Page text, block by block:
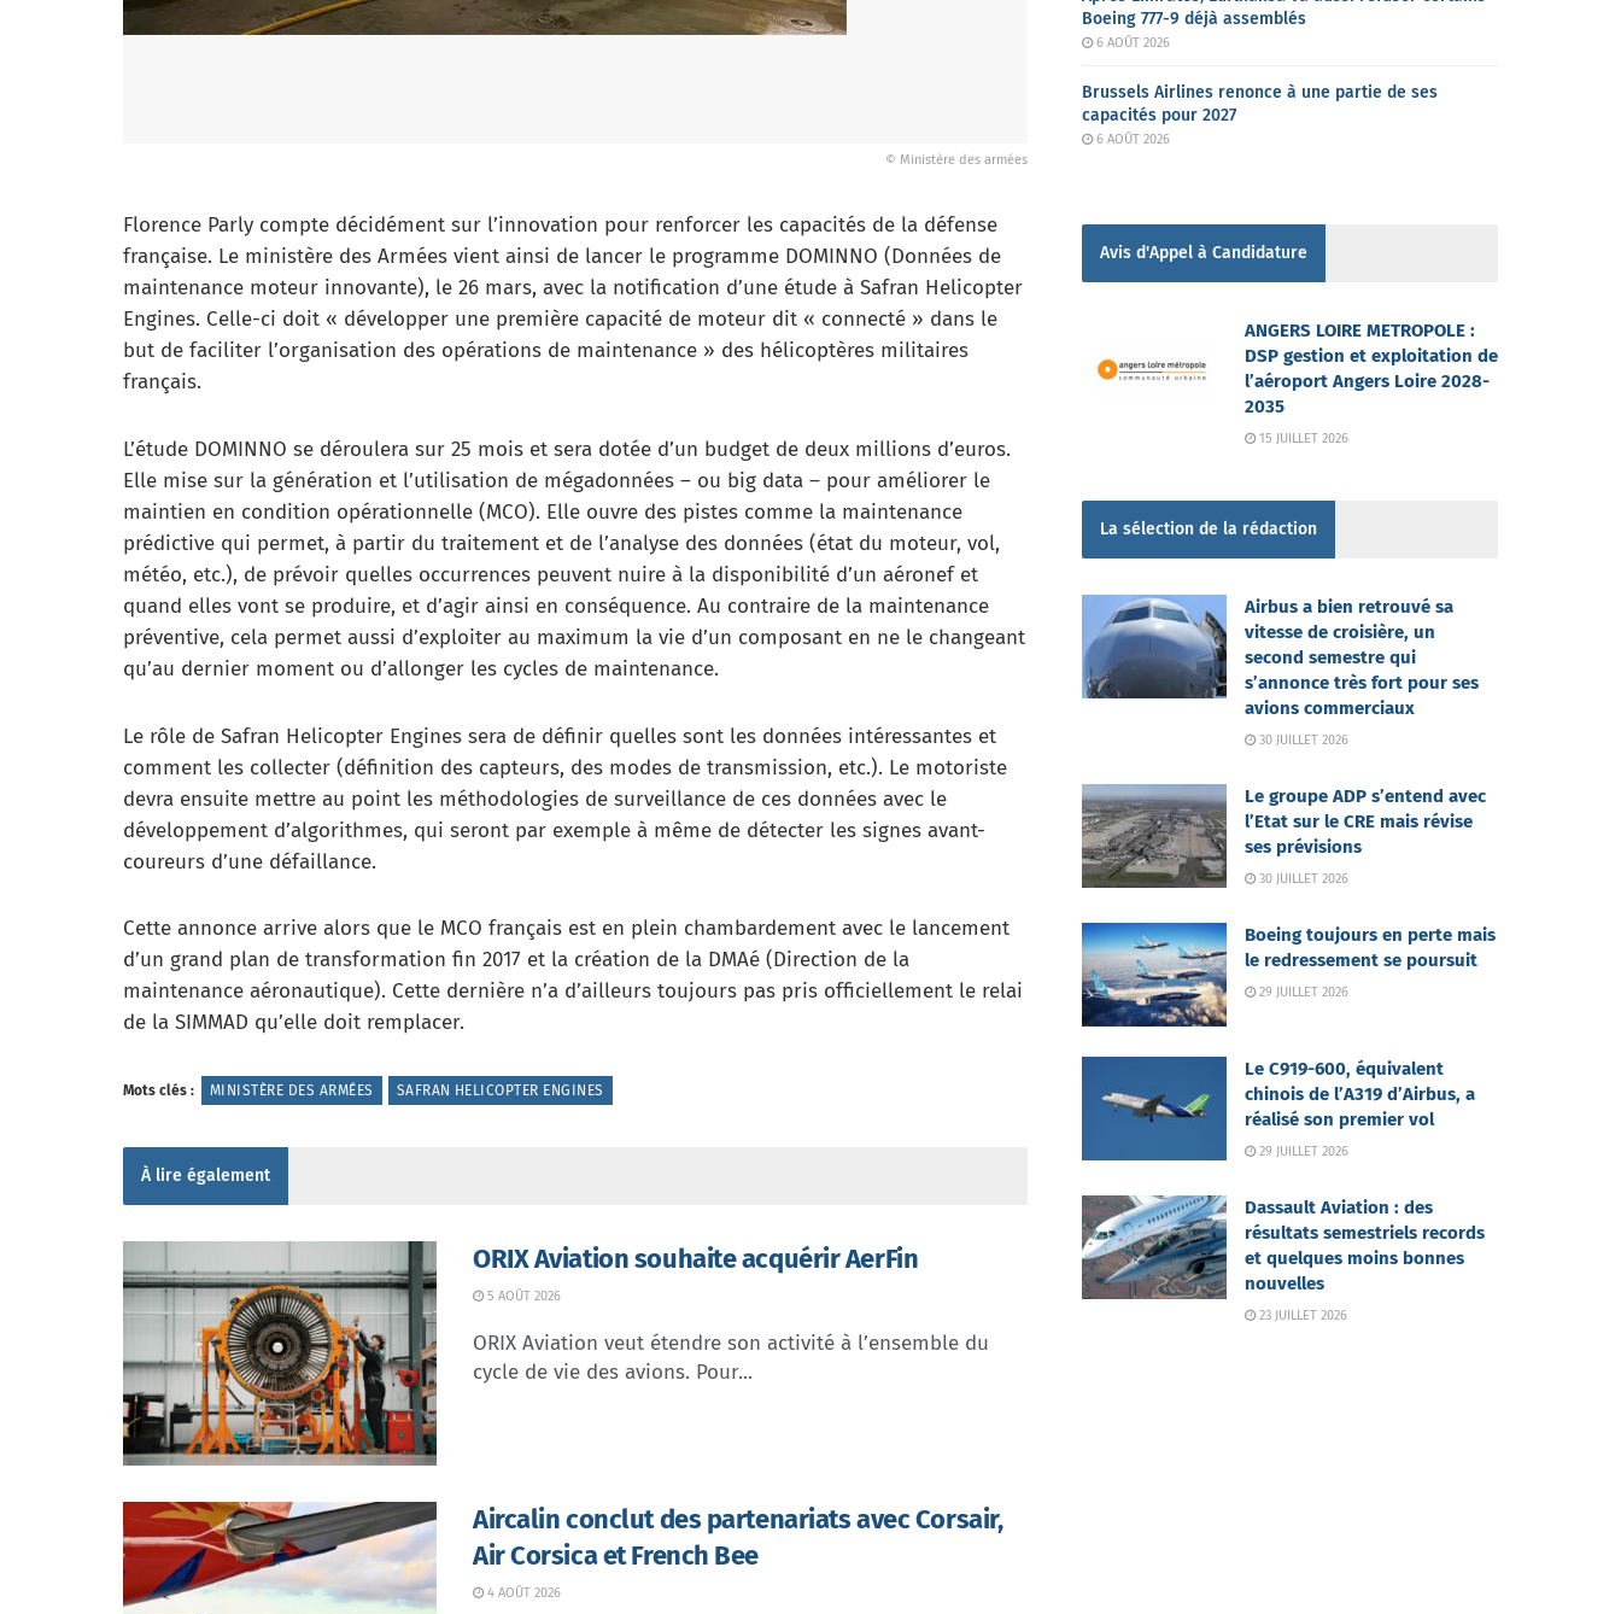
© Ministère des armées
Florence Parly compte décidément sur l’innovation pour renforcer les capacités de la défense
française. Le ministère des Armées vient ainsi de lancer le programme DOMINNO (Données de
maintenance moteur innovante), le 26 mars, avec la notification d’une étude à Safran Helicopter
Engines. Celle-ci doit « développer une première capacité de moteur dit « connecté » dans le
but de faciliter l’organisation des opérations de maintenance » des hélicoptères militaires
français.
L’étude DOMINNO se déroulera sur 25 mois et sera dotée d’un budget de deux millions d’euros.
Elle mise sur la génération et l’utilisation de mégadonnées – ou big data – pour améliorer le
maintien en condition opérationnelle (MCO). Elle ouvre des pistes comme la maintenance
prédictive qui permet, à partir du traitement et de l’analyse des données (état du moteur, vol,
météo, etc.), de prévoir quelles occurrences peuvent nuire à la disponibilité d’un aéronef et
quand elles vont se produire, et d’agir ainsi en conséquence. Au contraire de la maintenance
préventive, cela permet aussi d’exploiter au maximum la vie d’un composant en ne le changeant
qu’au dernier moment ou d’allonger les cycles de maintenance.
Le rôle de Safran Helicopter Engines sera de définir quelles sont les données intéressantes et
comment les collecter (définition des capteurs, des modes de transmission, etc.). Le motoriste
devra ensuite mettre au point les méthodologies de surveillance de ces données avec le
développement d’algorithmes, qui seront par exemple à même de détecter les signes avant-
coureurs d’une défaillance.
Cette annonce arrive alors que le MCO français est en plein chambardement avec le lancement
d’un grand plan de transformation fin 2017 et la création de la DMAé (Direction de la
maintenance aéronautique). Cette dernière n’a d’ailleurs toujours pas pris officiellement le relai
de la SIMMAD qu’elle doit remplacer.
Mots clés : MINISTÈRE DES ARMÉES SAFRAN HELICOPTER ENGINES
À lire également
ORIX Aviation souhaite acquérir AerFin
5 AOÛT 2026
ORIX Aviation veut étendre son activité à l’ensemble du
cycle de vie des avions. Pour...
Aircalin conclut des partenariats avec Corsair,
Air Corsica et French Bee
4 AOÛT 2026
Boeing 777-9 déjà assemblés
6 AOÛT 2026
Brussels Airlines renonce à une partie de ses
capacités pour 2027
6 AOÛT 2026
Avis d'Appel à Candidature
ANGERS LOIRE METROPOLE :
DSP gestion et exploitation de
l’aéroport Angers Loire 2028-
2035
15 JUILLET 2026
La sélection de la rédaction
Airbus a bien retrouvé sa
vitesse de croisière, un
second semestre qui
s’annonce très fort pour ses
avions commerciaux
30 JUILLET 2026
Le groupe ADP s’entend avec
l’Etat sur le CRE mais révise
ses prévisions
30 JUILLET 2026
Boeing toujours en perte mais
le redressement se poursuit
29 JUILLET 2026
Le C919-600, équivalent
chinois de l’A319 d’Airbus, a
réalisé son premier vol
29 JUILLET 2026
Dassault Aviation : des
résultats semestriels records
et quelques moins bonnes
nouvelles
23 JUILLET 2026